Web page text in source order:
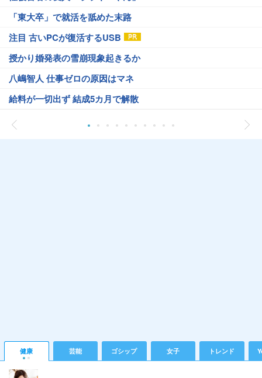
「東大卒」で就活を舐めた末路
注目 古いPCが復活するUSB
授かり婚発表の雪崩現象起きるか
八嶋智人 仕事ゼロの原因はマネ
給料が一切出ず 結成5カ月で解散
健康 芸能 ゴシップ 女子 トレンド